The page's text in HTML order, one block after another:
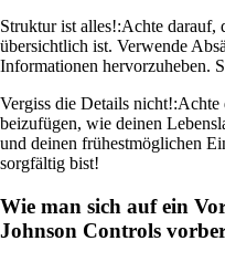
Struktur ist alles!:Achte darauf,
übersichtlich ist. Verwende
Informationen hervorzuheben.
Vergiss die Details nicht!:Achte
beizufügen, wie deinen
und deinen frühestmöglichen
sorgfältig bist!
Wie man sich auf ein
Johnson Controls